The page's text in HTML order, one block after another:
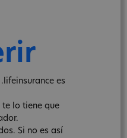
es
te lo tiene que
Si no es así